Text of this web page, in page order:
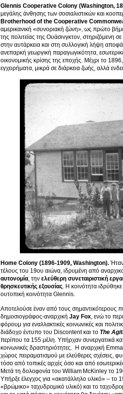
Glennis Cooperative Colony (Washington,
μεγάλης άνθησης των σοσιαλιστικών και
Brotherhood of the Cooperative
αμερικανική «συνοριακή ζώνη», ως πρώτο
της πολιτείας της Ουάσινγκτον, στηριζόμενη
στην αυτάρκεια και στη συλλογική λήψη
ανεπαρκή γεωργική παραγωγικότητα,
οικονομικής κρίσης της εποχής. Μέχρι το
εγχειρήματα, μικρά σε διάρκεια ζωής, αλλά
Home Colony (1896-1909, Washington).
τέλους του 19ου αιώνα, ιδρυμένη από
αυτονομία , την ελεύθερη συνεταιριστική
θρησκευτικής εξουσίας . Η κοινότητα
ουτοπική κοινότητα Glennis.
Αποτελούσε έναν από τους σημαντικότερους
δημοσιογράφος-αναρχική Jay Fox, ενώ το
φόρουμ για εναλλακτικές κοινωνικές και
διάδοχο έντυπο του Discontent και το The
περίπου τα 155 μέλη. Υπήρχαν συνεργατικά
κοινωνικές δραστηριότητες. Η αναρχική
χώρος πειραματισμού με ελεύθερες σχέσεις,
τόσο από τοπικές αρχές όσο και από
Μετά τη δολοφονία του William McKinley το
Υπήρξε έλεγχος για «ακατάλληλο υλικό» – το
«βρώμικο» ταχυδρομικό υλικό) και το